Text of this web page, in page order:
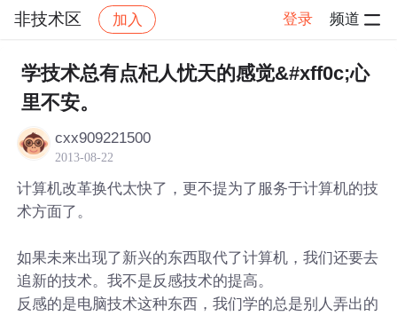
非技术区 加入 登录 频道
社区 非技术区 帖子详情
学技术总有点杞人忧天的感觉&#xff0c;心
里不安。
cxx909221500
2013-08-22
计算机改革换代太快了，更不提为了服务于计算机的技
术方面了。
如果未来出现了新兴的东西取代了计算机，我们还要去
追新的技术。我不是反感技术的提高。
反感的是电脑技术这种东西，我们学的总是别人弄出的